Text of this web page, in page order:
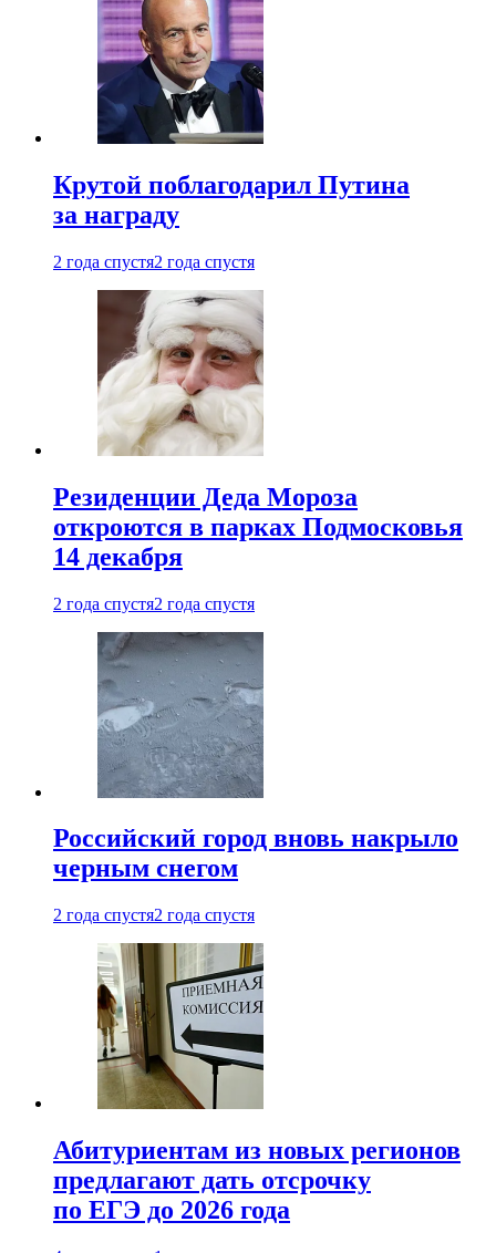
Крутой поблагодарил Путина
за награду
2 года спустя2 года спустя
Резиденции Деда Мороза
откроются в парках Подмосковья
14 декабря
2 года спустя2 года спустя
Российский город вновь накрыло
черным снегом
2 года спустя2 года спустя
Абитуриентам из новых регионов
предлагают дать отсрочку
по ЕГЭ до 2026 года